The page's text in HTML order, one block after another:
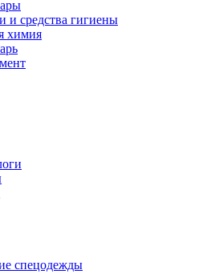
и средства гигиены
химия
спецодежды